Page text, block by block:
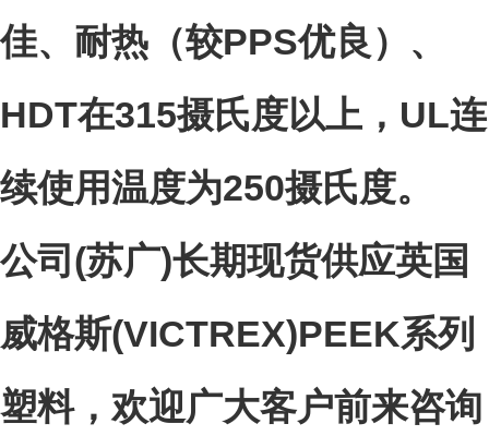
佳、耐热（较PPS优良）、
HDT在315摄氏度以上，UL连
续使用温度为250摄氏度。
公司 (苏广)长期现货供应英国
威格斯(VICTREX)PEEK系列
塑料，欢迎广大客户前来咨询